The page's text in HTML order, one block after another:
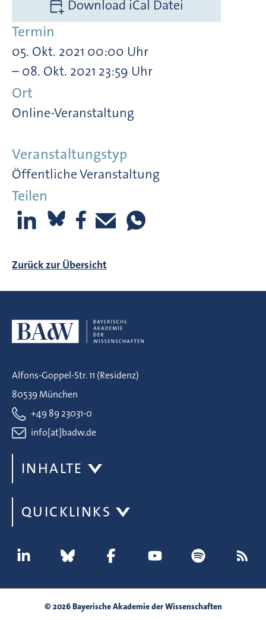
Download iCal Datei
Termin
05. Okt. 2021 00:00 Uhr
– 08. Okt. 2021 23:59 Uhr
Ort
Online-Veranstaltung
Veranstaltungstyp
Öffentliche Veranstaltung
Teilen
Zurück zur Übersicht
Alfons-Goppel-Str. 11 (Residenz)
80539 München
+49 89 23031-0
info[at]badw.de
INHALTE
QUICKLINKS
© 2026 Bayerische Akademie der Wissenschaften